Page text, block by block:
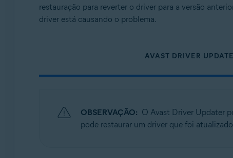
restauração para reverter o driver para a versão
driver está causando o problema.
AVAST DRIVER
OBSERVAÇÃO: O Avast Driver Updater
pode restaurar um driver que foi